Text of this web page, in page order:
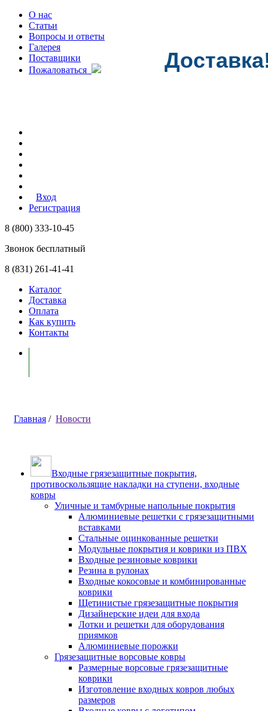
О нас
Статьи
Вопросы и ответы
Галерея
Поставщики
Пожаловаться
Вход
Регистрация
8 (800) 333-10-45
Звонок бесплатный
8 (831) 261-41-41
Каталог
Доставка
Оплата
Как купить
Контакты
Главная / Новости
Входные грязезащитные покрытия,
противоскользящие накладки на ступени, входные
ковры
Уличные и тамбурные напольные покрытия
Алюминиевые решетки с грязезащитными
вставками
Стальные оцинкованные решетки
Модульные покрытия и коврики из ПВХ
Входные резиновые коврики
Резина в рулонах
Входные кокосовые и комбинированные
коврики
Щетинистые грязезащитные покрытия
Дизайнерские идеи для входа
Лотки и решетки для оборудования
приямков
Алюминиевые порожки
Грязезащитные ворсовые ковры
Размерные ворсовые грязезащитные
коврики
Изготовление входных ковров любых
размеров